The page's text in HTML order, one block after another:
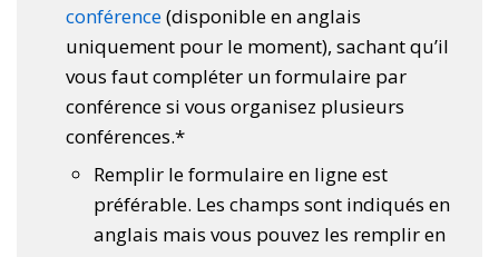
conférence(disponible en anglais
uniquement pour le moment), sachant qu’il
vous faut compléter un formulaire par
conférence si vous organisez plusieurs
conférences.*
Remplir le formulaire en ligne est
préférable. Les champs sont indiqués en
anglais mais vous pouvez les remplir en